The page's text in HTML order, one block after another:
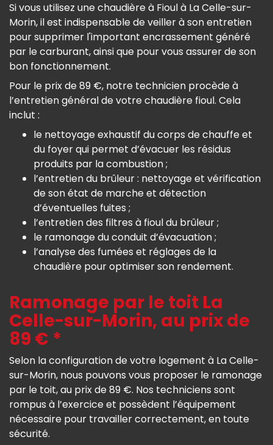
Si vous utilisez une chaudière à Fioul à La Celle-sur-
Morin, il est indispensable de veiller à son entretien
pour supprimer l'important encrassement généré
par le carburant, ainsi que pour vous assurer de son
bon fonctionnement.
Pour le prix de 89 €, notre technicien procède à
l’entretien général de votre chaudière fioul. Cela
inclut :
le nettoyage exhaustif du corps de chauffe et
du foyer qui permet d’évacuer les résidus
produits par la combustion ;
l’entretien du brûleur : nettoyage et vérification
de son état de marche et détection
d’éventuelles fuites ;
l’entretien des filtres à fioul du brûleur ;
le ramonage du conduit d’évacuation ;
l’analyse des fumées et réglages de la
chaudière pour optimiser son rendement.
Ramonage par le toit La
Celle-sur-Morin, au prix de
89 € *
Selon la configuration de votre logement à La Celle-
sur-Morin, nous pouvons vous proposer le ramonage
par le toit, au prix de 89 €. Nos techniciens sont
rompus à l’exercice et possèdent l’équipement
nécessaire pour travailler correctement, en toute
sécurité.